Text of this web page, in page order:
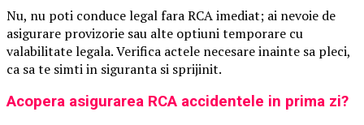
Nu, nu poti conduce legal fara RCA imediat; ai nevoie de
asigurare provizorie sau alte optiuni temporare cu
valabilitate legala. Verifica actele necesare inainte sa pleci,
ca sa te simti in siguranta si sprijinit.
Acopera asigurarea RCA accidentele in prima zi?